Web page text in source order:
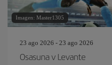
Imagen: Master1305
23 ago 2026 - 23 ago 2026
Osasuna v Levante